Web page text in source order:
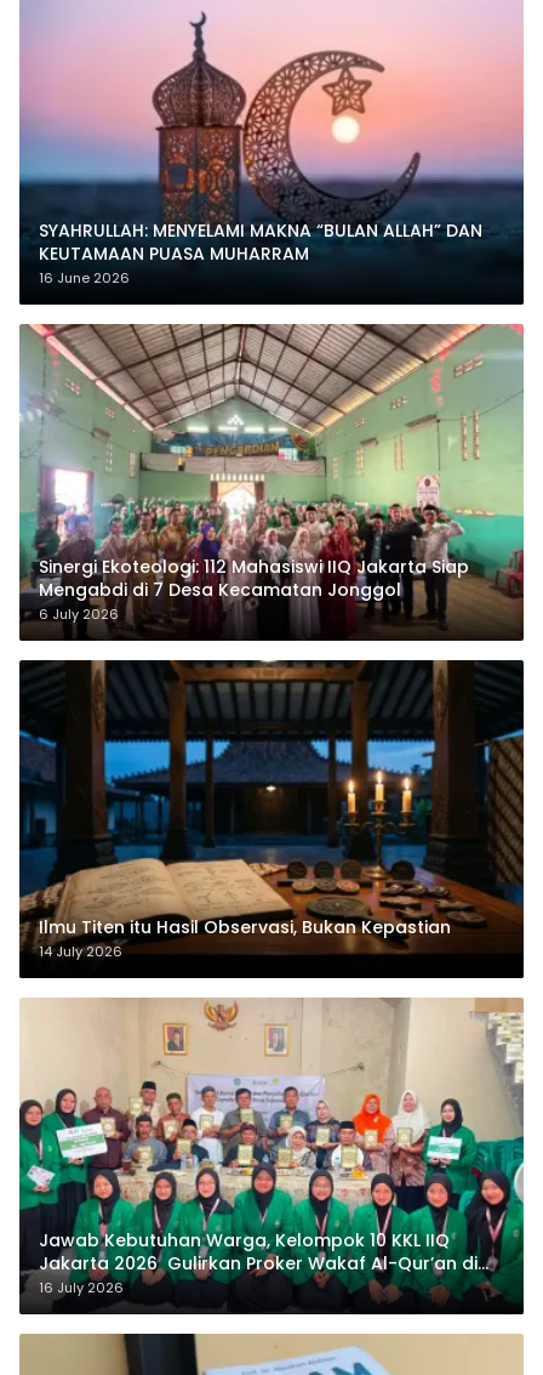
SYAHRULLAH: MENYELAMI MAKNA “BULAN ALLAH” DAN
KEUTAMAAN PUASA MUHARRAM
16 June 2026
‎Sinergi Ekoteologi: 112 Mahasiswi IIQ Jakarta Siap
Mengabdi di 7 Desa Kecamatan Jonggol
6 July 2026
Ilmu Titen itu Hasil Observasi, Bukan Kepastian
14 July 2026
Jawab Kebutuhan Warga, Kelompok 10 KKL IIQ
Jakarta 2026 Gulirkan Proker Wakaf Al-Qur’an di
Sukamanah
16 July 2026